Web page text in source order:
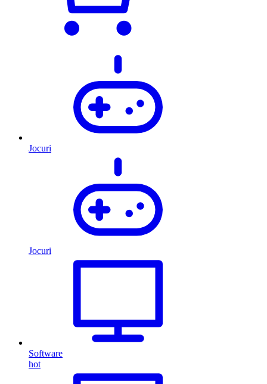
Jocuri
Jocuri
Software
hot